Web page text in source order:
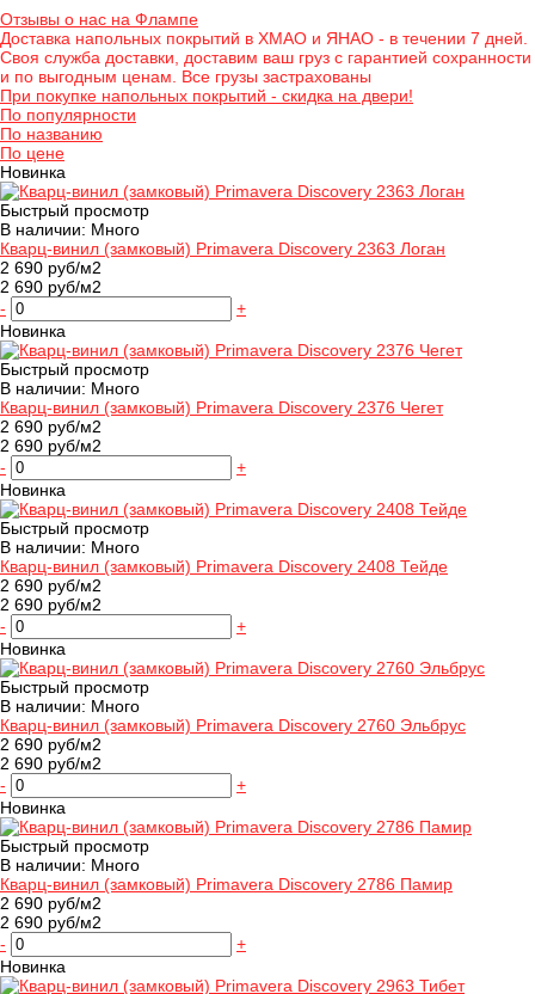
Отзывы о нас на Флампе
Доставка напольных покрытий в ХМАО и ЯНАО - в течении 7 дней.
Своя служба доставки, доставим ваш груз с гарантией сохранности
и по выгодным ценам. Все грузы застрахованы
При покупке напольных покрытий - скидка на двери!
По популярности
По названию
По цене
Новинка
Быстрый просмотр
В наличии: Много
Кварц-винил (замковый) Primavera Discovery 2363 Логан
2 690 руб/м2
2 690 руб/м2
-
+
Новинка
Быстрый просмотр
В наличии: Много
Кварц-винил (замковый) Primavera Discovery 2376 Чегет
2 690 руб/м2
2 690 руб/м2
-
+
Новинка
Быстрый просмотр
В наличии: Много
Кварц-винил (замковый) Primavera Discovery 2408 Тейде
2 690 руб/м2
2 690 руб/м2
-
+
Новинка
Быстрый просмотр
В наличии: Много
Кварц-винил (замковый) Primavera Discovery 2760 Эльбрус
2 690 руб/м2
2 690 руб/м2
-
+
Новинка
Быстрый просмотр
В наличии: Много
Кварц-винил (замковый) Primavera Discovery 2786 Памир
2 690 руб/м2
2 690 руб/м2
-
+
Новинка